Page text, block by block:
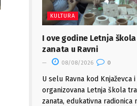
KULTURA
I ove godine Letnja
zanata u Ravni
08/08/2026 0
U selu Ravna kod Knjaževca
organizovana Letnja škola
zanata, edukativna radionica